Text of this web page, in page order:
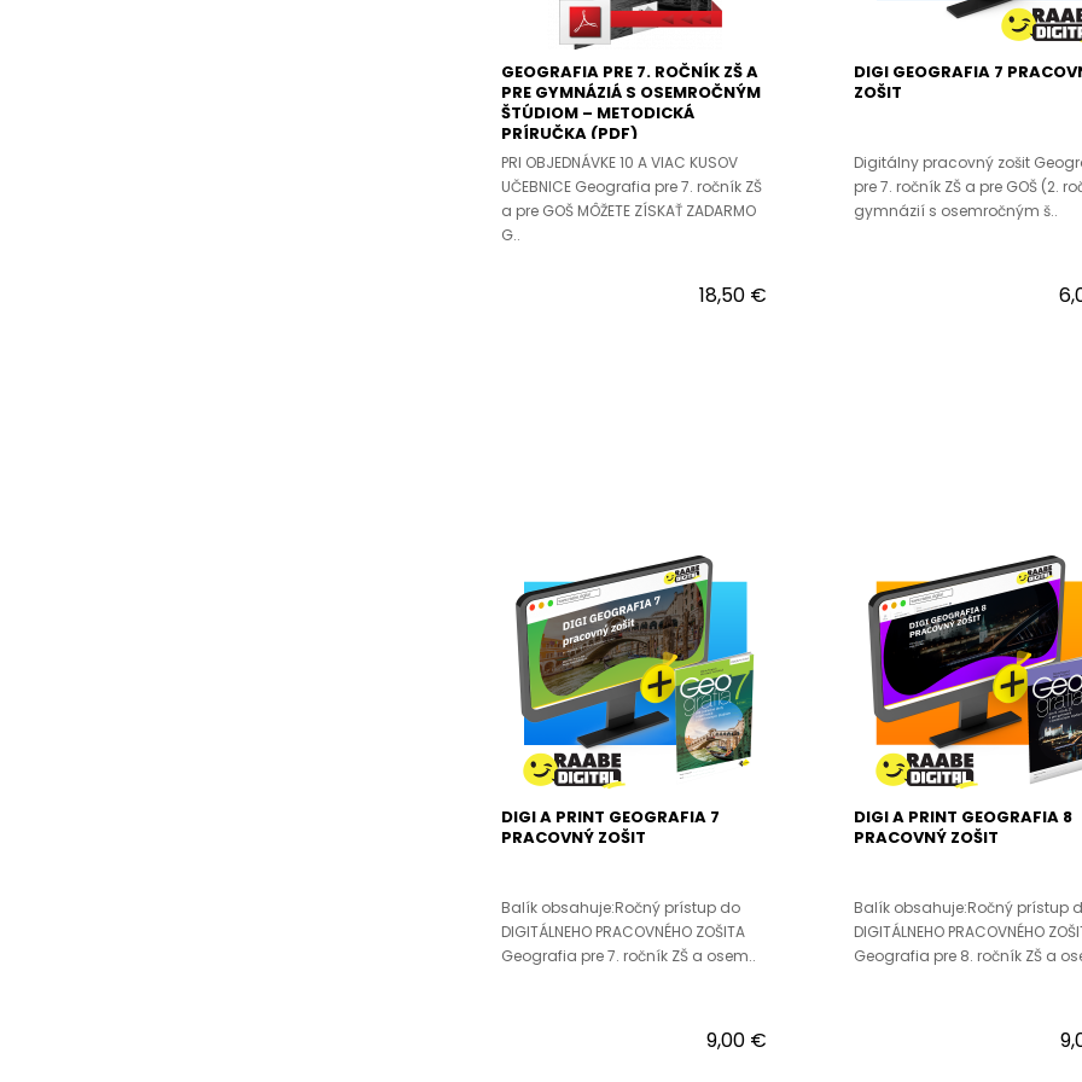
GEOGRAFIA PRE 7. ROČNÍK ZŠ A
PRE GYMNÁZIÁ S OSEMROČNÝM
ŠTÚDIOM – METODICKÁ
PRÍRUČKA (PDF)
PRI OBJEDNÁVKE 10 A VIAC KUSOV
UČEBNICE Geografia pre 7. ročník ZŠ
a pre GOŠ MÔŽETE ZÍSKAŤ ZADARMO
G..
18,50 €
DIGI GEOGRAFIA 7
ZOŠIT
Digitálny pracovný zošit
pre 7. ročník ZŠ a pre GOŠ (2.
gymnázií s osemročným š..
DIGI A PRINT GEOGRAFIA 7
PRACOVNÝ ZOŠIT
Balík obsahuje:Ročný prístup do
DIGITÁLNEHO PRACOVNÉHO ZOŠITA
Geografia pre 7. ročník ZŠ a osem..
9,00 €
DIGI A PRINT GEOGRAFIA 8
PRACOVNÝ ZOŠIT
Balík obsahuje:Ročný prístup
DIGITÁLNEHO PRACOVNÉHO
Geografia pre 8. ročník ZŠ a